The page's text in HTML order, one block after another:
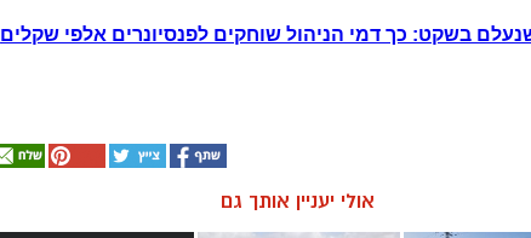
בשקט: כך דמי הניהול שוחקים לפנסיונרים אלפי שקלים
אולי יעניין אותך גם